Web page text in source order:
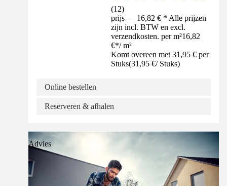
(12)
prijs — 16,82 € * Alle prijzen
zijn incl. BTW en excl.
verzendkosten. per m²16,82
€*/ m²
Komt overeen met 31,95 € per
Stuks(31,95 €/ Stuks)
Online bestellen
Reserveren & afhalen
Advies